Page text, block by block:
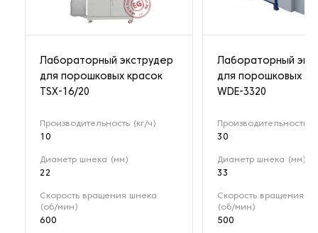
Лабораторный экструдер
для порошковых красок
TSX-16/20
Производительность (кг/ч)
10
Диаметр шнека (мм)
22
Скорость вращения шнека
(об/мин)
600
Лабораторный
для порошковых
WDE-3320
Производительность
30
Диаметр шнека (мм)
33
Скорость вращения
(об/мин)
500